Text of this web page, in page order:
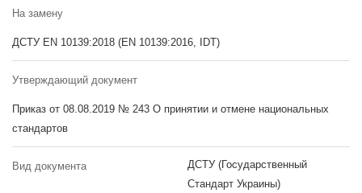
На замену
ДСТУ EN 10139:2018 (EN 10139:2016, IDT)
Утверждающий документ
Приказ от 08.08.2019 № 243 О принятии и отмене национальных
стандартов
Вид документа
ДСТУ (Государственный
Стандарт Украины)